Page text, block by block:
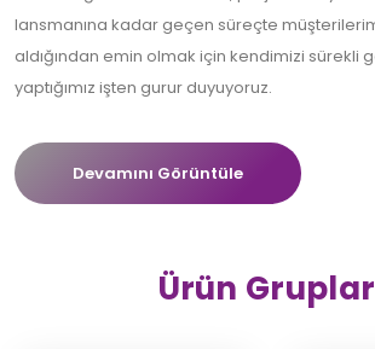
lansmanına kadar geçen süreçte
aldığından emin olmak için kendimizi sürekli
yaptığımız işten gurur duyuyoruz.
Devamını Görüntüle
Ürün